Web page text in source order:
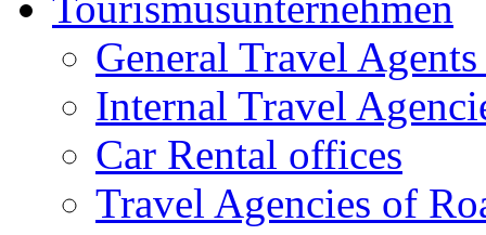
General Travel
Internal Travel
Car Rental offices
Travel Agencies of